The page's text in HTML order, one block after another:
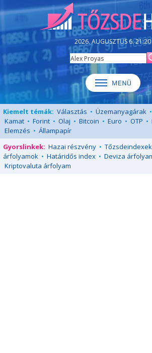
2026. AUGUSZTUS 6. 21:20
Kiemelt témák: Választás • Üzemanyagárak •
Kamat • Forint • Olaj • Bitcoin • Euro • OTP •
Elemzés • Állampapír
Gyorslinkek: Hazai részvény • Tőzsdeindexek
árfolyamok • Határidős index • Deviza
Kriptovaluta árfolyam